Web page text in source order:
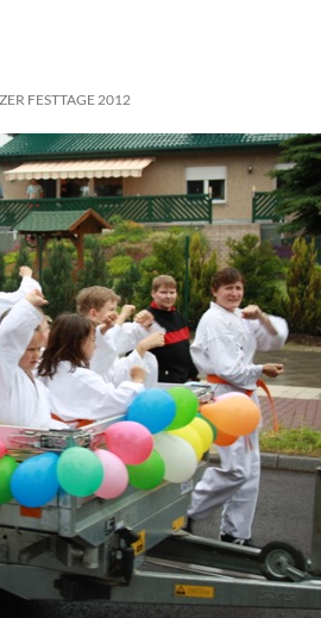
FESTTAGE 2012